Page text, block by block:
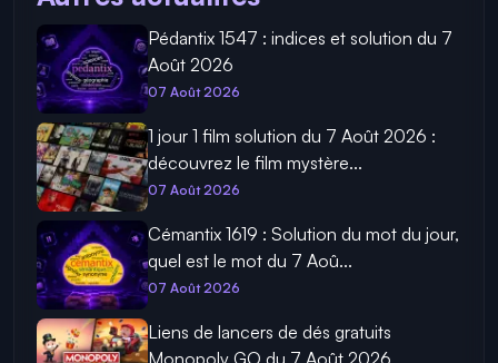
Pédantix 1547 : indices et solution du 7
Août 2026
07 Août 2026
1 jour 1 film solution du 7 Août 2026 :
découvrez le film mystère...
07 Août 2026
Cémantix 1619 : Solution du mot du jour,
quel est le mot du 7 Aoû...
07 Août 2026
Liens de lancers de dés gratuits